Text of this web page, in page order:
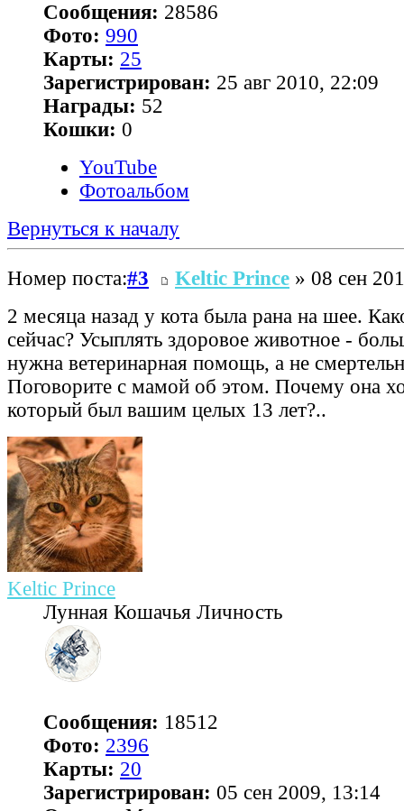
Сообщения: 28586
Фото: 990
Карты: 25
Зарегистрирован: 25 авг 2010, 22:09
Награды: 52
Кошки: 0
YouTube
Фотоальбом
Вернуться к началу
Номер поста:#3 Keltic Prince » 08 сен
2 месяца назад у кота была рана на шее.
сейчас? Усыплять здоровое животное -
нужна ветеринарная помощь, а не
Поговорите с мамой об этом. Почему она
который был вашим целых 13 лет?..
Keltic Prince
Лунная Кошачья Личность
Сообщения: 18512
Фото: 2396
Карты: 20
Зарегистрирован: 05 сен 2009, 13:14